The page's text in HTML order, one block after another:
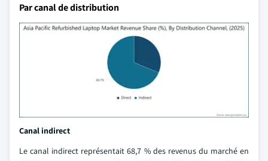
Par canal de distribution
Canal indirect
Le canal indirect représentait 68,7 % des revenus du marché en